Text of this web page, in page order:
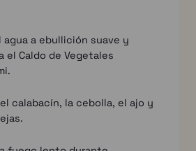
agua a ebullición suave y
el Caldo de Vegetales
calabacín, la cebolla, el ajo y